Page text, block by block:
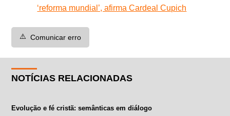
‘reforma mundial’, afirma Cardeal Cupich
⚠️ Comunicar erro
NOTÍCIAS RELACIONADAS
Evolução e fé cristã: semânticas em diálogo